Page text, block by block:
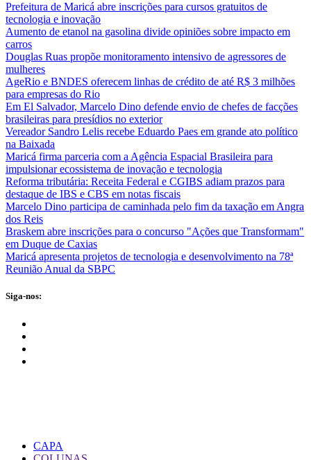
Prefeitura de Maricá abre inscrições para cursos gratuitos de
tecnologia e inovação
Aumento de etanol na gasolina divide opiniões sobre impacto em
carros
Douglas Ruas propõe monitoramento intensivo de agressores de
mulheres
AgeRio e BNDES oferecem linhas de crédito de até R$ 3 milhões
para empresas do Rio
Em El Salvador, Marcelo Dino defende envio de chefes de facções
brasileiras para presídios no exterior
Vereador Sandro Lelis recebe Eduardo Paes em grande ato político
na Baixada
Maricá firma parceria com a Agência Espacial Brasileira para
impulsionar ecossistema de inovação e tecnologia
Reforma tributária: Receita Federal e CGIBS adiam prazos para
destaque de IBS e CBS em notas fiscais
Marcelo Dino participa de caminhada pelo fim da taxação em Angra
dos Reis
Braskem abre inscrições para o concurso "Ações que Transformam"
em Duque de Caxias
Maricá apresenta projetos de tecnologia e desenvolvimento na 78ª
Reunião Anual da SBPC
Siga-nos:
CAPA